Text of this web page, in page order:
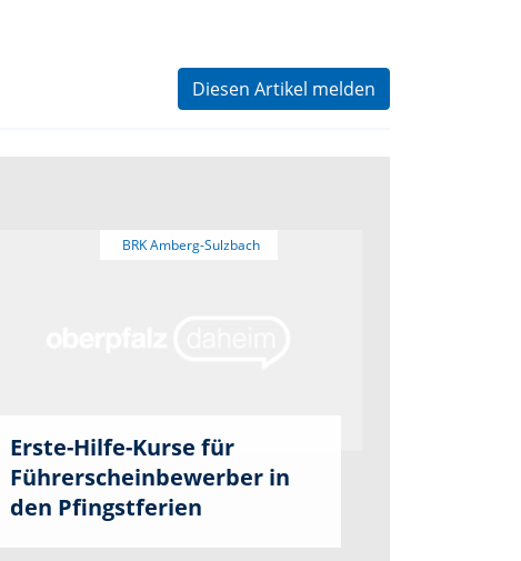
Diesen Artikel melden
BRK Amberg-Sulzbach
Erste-Hilfe-Kurse für
Führerscheinbewerber in
den Pfingstferien